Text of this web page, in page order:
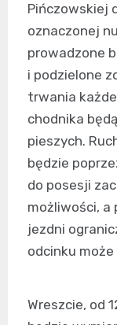
Pińczowskiej
oznaczonej
prowadzone
i podzielone
trwania
chodnika
pieszych.
będzie
do posesji
możliwości, a
jezdni
odcinku
Wreszcie, od